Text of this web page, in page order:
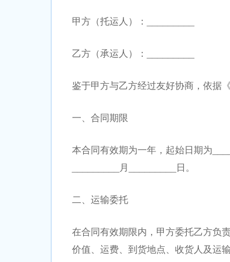
甲方（托运人）：_________
乙方（承运人）：_________
鉴于甲方与乙方经过友好协商，依据
一、合同期限
本合同有效期为一年，起始日期为
_________月_________日。
二、运输委托
在合同有效期限内，甲方委托乙方负
价值、运费、到货地点、收货人及运